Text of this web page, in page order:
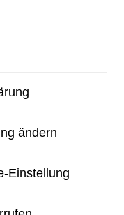
ändern
Einstellung